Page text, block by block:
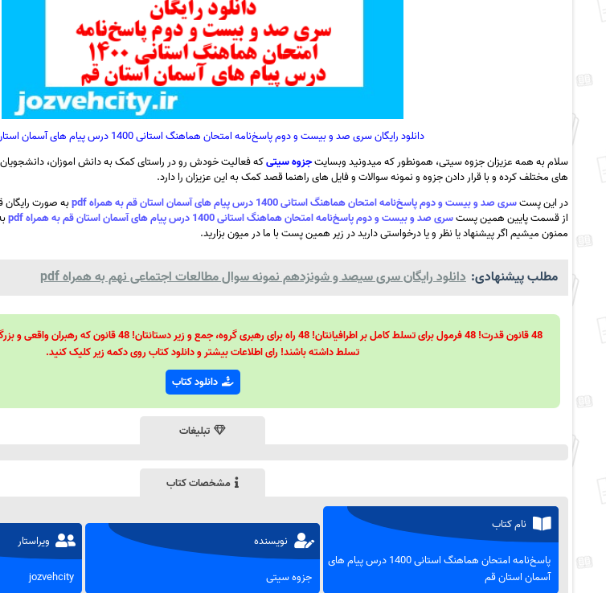
دانلود رایگان سری صد و بیست و دوم پاسخ‌نامه امتحان هماهنگ استانی 1400 درس پیام ‌های آسمان استان قم
سلام به همه عزیزان جزوه سیتی، همونطور که میدونید وبسایتجزوه سیتیکه فعالیت خودش رو در راستای کمک به دانش اموزان،
های مختلف کرده و با قرار دادن جزوه و نمونه سوالات و فایل های راهنما قصد کمک به این عزیزان را دارد.
در این پستسری صد و بیست و دوم پاسخ‌نامه امتحان هماهنگ استانی 1400 درس پیام ‌های آسمان استان قم به همراه pdf
به صورت رایگان
از قسمت پایین همین پستسری صد و بیست و دوم پاسخ‌نامه امتحان هماهنگ استانی 1400 درس پیام ‌های آسمان استان قم به همراه pdf
ممنون میشیم اگر پیشنهاد یا نظر و یا درخواستی دارید در زیر همین پست با ما در میون بزارید.
مطلب پیشنهادی: دانلود رایگان سری سیصد و شونزدهم نمونه سوال مطالعات اجتماعی نهم به همراه pdf
48 قانون قدرت! 48 فرمول برای تسلط کامل بر اطرافیانتان! 48 راه برای
تسلط داشته باشند! رای اطلاعات بیشتر و دانلود کتاب روی دکمه زیر کلیک کنید.
دانلود کتاب
تبلیغات
مشخصات کتاب
نام کتاب
پاسخ‌نامه امتحان هماهنگ استانی 1400 درس پیام ‌های
آسمان استان قم
نویسنده
جزوه سیتی
ویراستار
jozvehcity